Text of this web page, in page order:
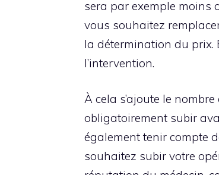
sera par exemple moins
vous souhaitez
la détermination du prix.
l’intervention.
À cela s’ajoute le
obligatoirement subir
également tenir compte
souhaitez subir votre